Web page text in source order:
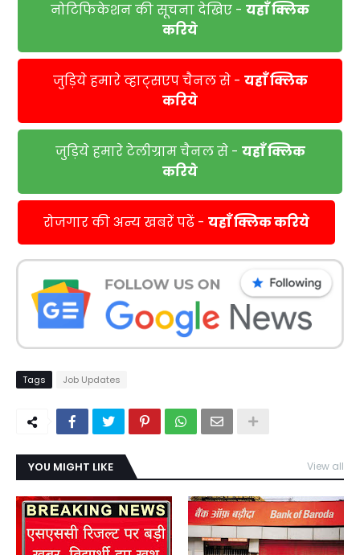
नोटिफिकेशन की सूचना देखिए - यहाँ क्लिक
करिये
जुड़िये हमारे व्हाट्सएप चैनल से - यहाँ क्लिक
करिये
जुड़िये हमारे टेलीग्राम चैनल से - यहाँ क्लिक
करिये
रोजगार की अन्य खबरें पढें - यहाँ क्लिक करिये
Tags Job Updates
YOU MIGHT LIKE View all